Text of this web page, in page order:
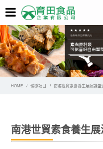
HOME 輔導項目 南港世貿素食養生展演講盛
南港世貿素食養生